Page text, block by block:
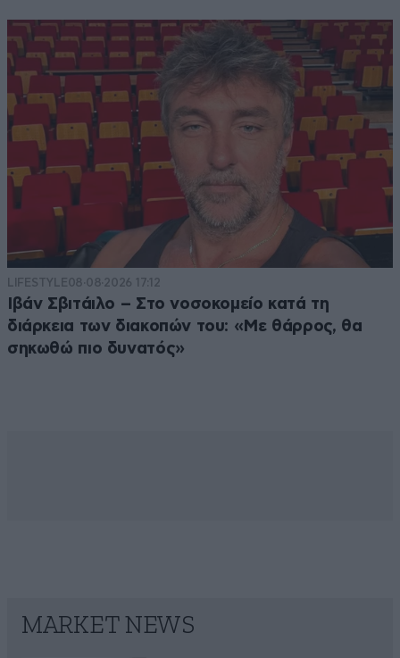
LIFESTYLE08·08·2026 17:12
Ιβάν Σβιτάιλο – Στο νοσοκομείο κατά τη
διάρκεια των διακοπών του: «Με θάρρος, θα
σηκωθώ πιο δυνατός»
MARKET NEWS